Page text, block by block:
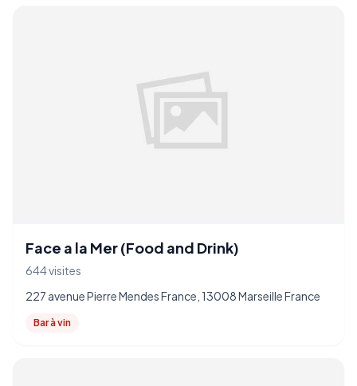
Face a la Mer (Food and Drink)
644 visites
227 avenue Pierre Mendes France, 13008 Marseille France
Bar à vin